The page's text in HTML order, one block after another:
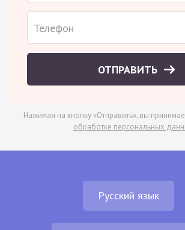
ОТПРАВИТЬ
Нажимая на кнопку «Отправить», вы
обработке персональных
Русский язык